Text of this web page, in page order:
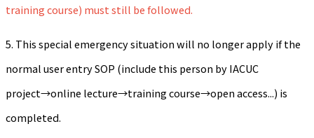
training course) must still be followed.
5. This special emergency situation will no longer apply if the
normal user entry SOP (include this person by IACUC
project→online lecture→training course→open access...) is
completed.